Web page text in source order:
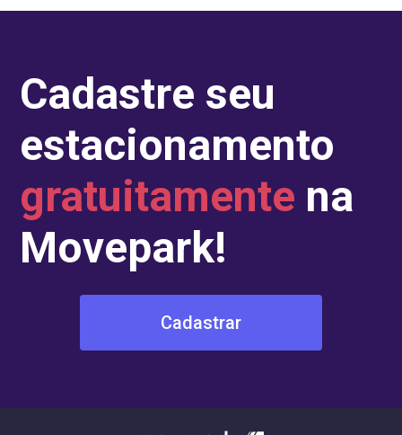
Cadastre seu
estacionamento
gratuitamente na
Movepark!
Cadastrar